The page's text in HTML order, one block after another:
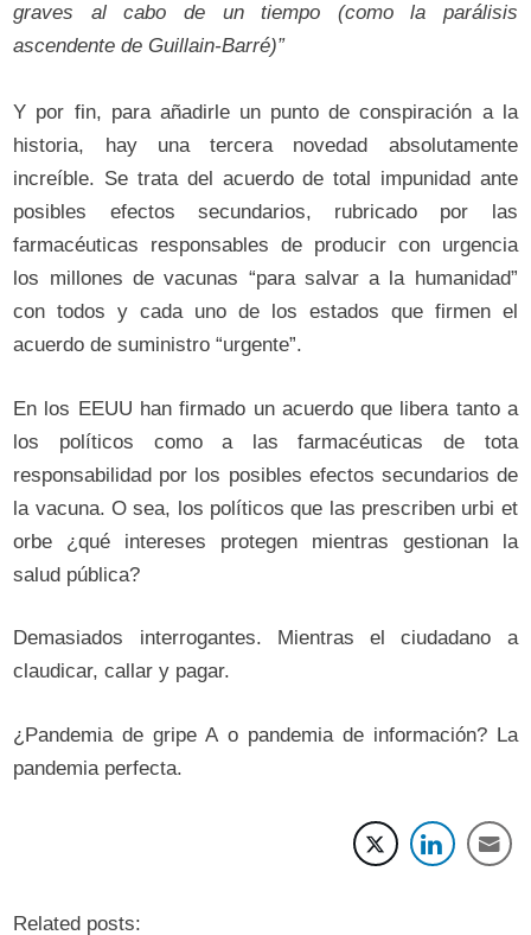
graves al cabo de un tiempo (como la parálisis
ascendente de Guillain-Barré)”
Y por fin, para añadirle un punto de conspiración a la
historia, hay una tercera novedad absolutamente
increíble. Se trata del acuerdo de total impunidad ante
posibles efectos secundarios, rubricado por las
farmacéuticas responsables de producir con urgencia
los millones de vacunas “para salvar a la humanidad”
con todos y cada uno de los estados que firmen el
acuerdo de suministro “urgente”.
En los EEUU han firmado un acuerdo que libera tanto a
los políticos como a las farmacéuticas de tota
responsabilidad por los posibles efectos secundarios de
la vacuna. O sea, los políticos que las prescriben urbi et
orbe ¿qué intereses protegen mientras gestionan la
salud pública?
Demasiados interrogantes. Mientras el ciudadano a
claudicar, callar y pagar.
¿Pandemia de gripe A o pandemia de información? La
pandemia perfecta.
Related posts: